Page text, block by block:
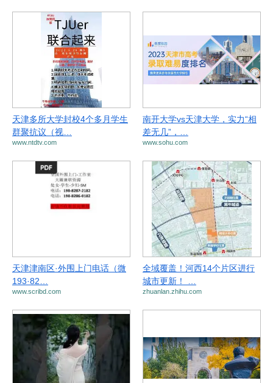
天津多所大学封校4个多月学生
群聚抗议（视…
www.ntdtv.com
南开大学vs天津大学，实力“相
差无几”，…
www.sohu.com
天津津南区·外围上门电话（微
193·82…
www.scribd.com
全域覆盖！河西14个片区进行
城市更新！ …
zhuanlan.zhihu.com